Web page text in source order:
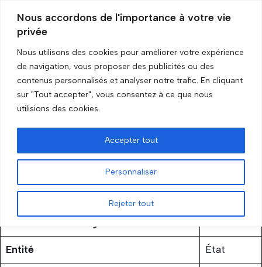
Nous accordons de l'importance à votre vie
privée
Nous utilisons des cookies pour améliorer votre expérience
de navigation, vous proposer des publicités ou des
contenus personnalisés et analyser notre trafic. En cliquant
sur "Tout accepter", vous consentez à ce que nous
utilisions des cookies.
Personnaliser
Rejeter tout
Accepter tout
Aller
au
contenu
Accueil»Indonésie
Indonésie
31 octobre 2023
Entité État